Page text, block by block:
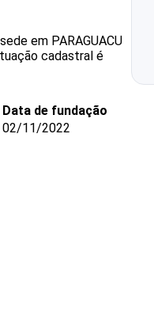
em PARAGUACU
cadastral é
Data de fundação
02/11/2022